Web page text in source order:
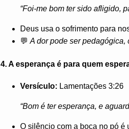
“Foi-me bom ter sido afligido,
Deus usa o sofrimento para
💬 A dor pode ser
4. A esperança é para quem
Versículo: Lamentações 3:26
“Bom é ter esperança, e
O silêncio com a boca no pó é